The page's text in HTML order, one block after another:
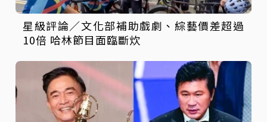
星級評論／文化部補助戲劇、綜藝價差超過
10倍 哈林節目面臨斷炊